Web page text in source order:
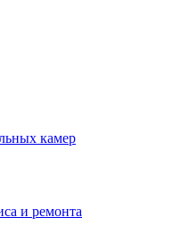
камер
и ремонта